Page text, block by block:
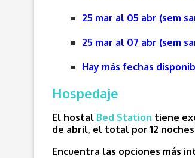
25 mar al 05 abr (sem
25 mar al 07 abr (sem
Hay más fechas
Hospedaje
El hostal Bed Station tiene
de abril, el total por 12
Encuentra las opciones más